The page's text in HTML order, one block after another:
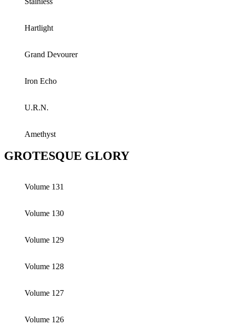
Hartlight
Grand Devourer
Iron Echo
U.R.N.
Amethyst
GROTESQUE GLORY
Volume 131
Volume 130
Volume 129
Volume 128
Volume 127
Volume 126